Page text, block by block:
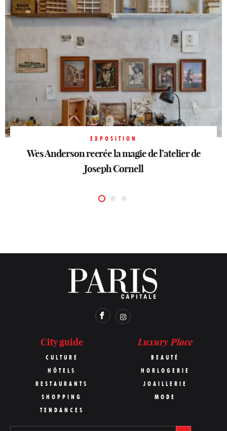
EXPOSITION
Wes Anderson recrée la magie de l’atelier de
Joseph Cornell
EXPOSITION
La Renaissance en pleine lumière
EXPOSITION
La Fondation Cartier en mode performance
City guide
CULTURE
HÔTELS
RESTAURANTS
SHOPPING
TENDANCES
Luxury Place
BEAUTÉ
HORLOGERIE
JOAILLERIE
MODE